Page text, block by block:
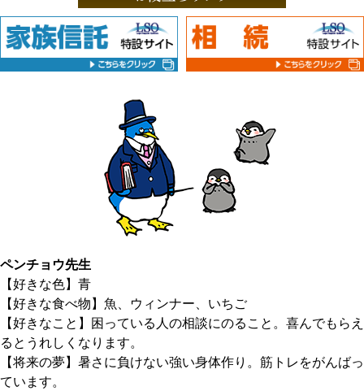
ペンチョウ先生
【好きな色】青
【好きな食べ物】魚、ウィンナー、いちご
【好きなこと】困っている人の相談にのること。喜んでもらえ
るとうれしくなります。
【将来の夢】暑さに負けない強い身体作り。筋トレをがんばっ
ています。